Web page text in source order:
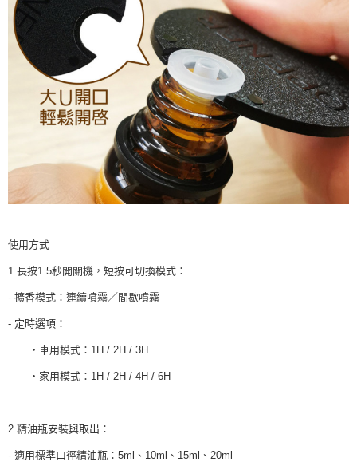
使用方式
1.長按1.5秒開關機，短按可切換模式：
- 擴香模式：連續噴霧／間歇噴霧
- 定時選項：
・車用模式：1H / 2H / 3H
・家用模式：1H / 2H / 4H / 6H
2.精油瓶安裝與取出：
- 適用標準口徑精油瓶：5ml、10ml、15ml、20ml